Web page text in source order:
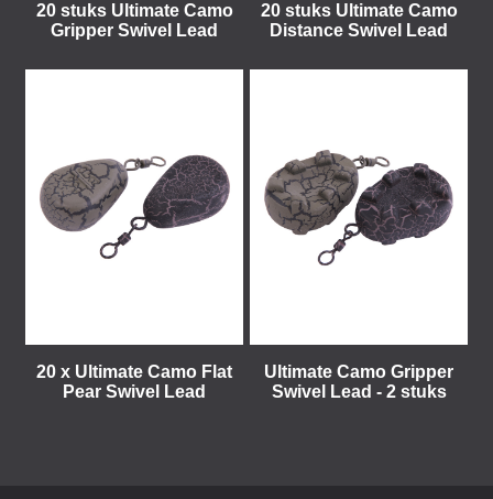
20 stuks Ultimate Camo
Gripper Swivel Lead
20 stuks Ultimate Camo
Distance Swivel Lead
20 x Ultimate Camo Flat
Pear Swivel Lead
Ultimate Camo Gripper
Swivel Lead - 2 stuks